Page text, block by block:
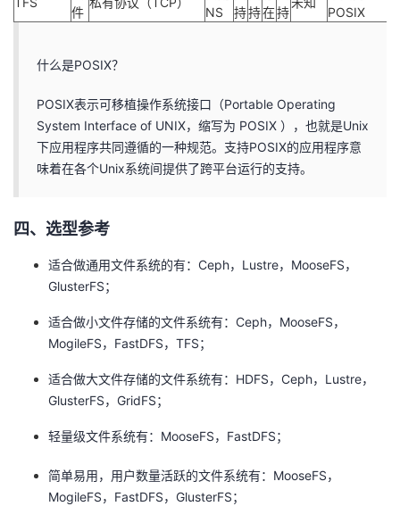
件
NS
持持在持
POSIX
什么是POSIX？
POSIX表示可移植操作系统接口（Portable Operating
System Interface of UNIX，缩写为 POSIX ），也就是Unix
下应用程序共同遵循的一种规范。支持POSIX的应用程序意
味着在各个Unix系统间提供了跨平台运行的支持。
四、选型参考
适合做通用文件系统的有：Ceph，Lustre，MooseFS，
GlusterFS；
适合做小文件存储的文件系统有：Ceph，MooseFS，
MogileFS，FastDFS，TFS；
适合做大文件存储的文件系统有：HDFS，Ceph，Lustre，
GlusterFS，GridFS；
轻量级文件系统有：MooseFS，FastDFS；
简单易用，用户数量活跃的文件系统有：MooseFS，
MogileFS，FastDFS，GlusterFS；